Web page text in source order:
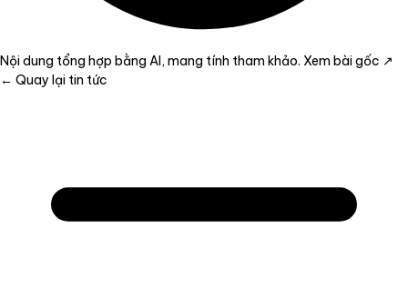
Nội dung tổng hợp bằng AI, mang tính tham khảo. Xem bài gốc ↗
← Quay lại tin tức